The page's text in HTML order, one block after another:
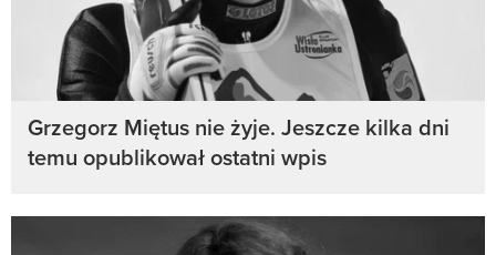
Grzegorz Miętus nie żyje. Jeszcze kilka dni
temu opublikował ostatni wpis